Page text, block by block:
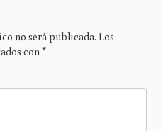
no será publicada. Los
con *